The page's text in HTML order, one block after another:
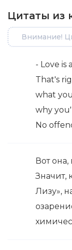
Цитаты из
Внимание!
- Love is
That's
what
why
No
Вот она,
Значит,
Лизу»,